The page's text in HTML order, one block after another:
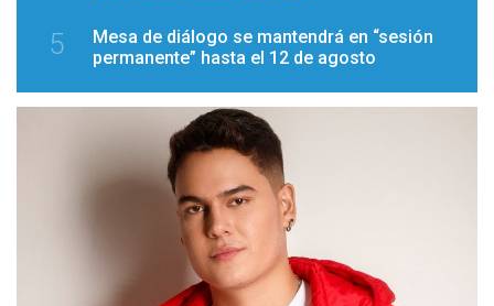
5
Mesa de diálogo se mantendrá en “sesión
permanente” hasta el 12 de agosto